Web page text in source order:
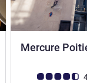
Mercure
คะแนนความคิดเ